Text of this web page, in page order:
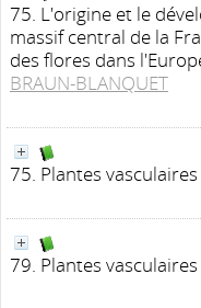
75. L'origine et le
massif central de la
des flores dans
BRAUN-BLANQUET
75. Plantes
79. Plantes